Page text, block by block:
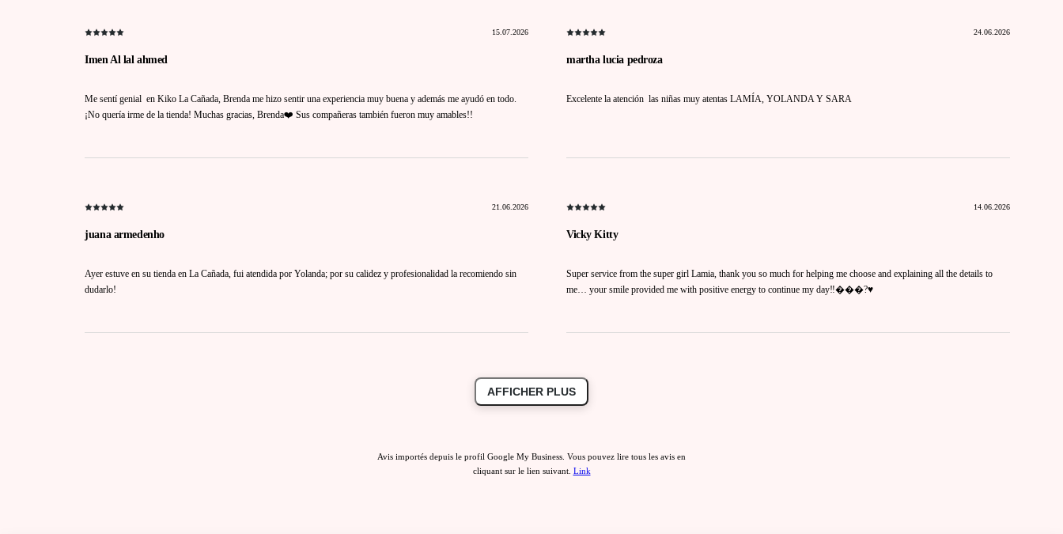
15.07.2026
Imen Al lal ahmed
Me sentí genial en Kiko La Cañada, Brenda me hizo sentir una experiencia muy buena y además me ayudó en todo.
¡No quería irme de la tienda! Muchas gracias, Brenda❤️ Sus compañeras también fueron muy amables!!
24.06.2026
martha lucia pedroza
Excelente la atención las niñas muy atentas LAMÍA, YOLANDA Y SARA
21.06.2026
juana armedenho
Ayer estuve en su tienda en La Cañada, fui atendida por Yolanda; por su calidez y profesionalidad la recomiendo sin
dudarlo!
14.06.2026
Vicky Kitty
Super service from the super girl Lamia, thank you so much for helping me choose and explaining all the details to
me… your smile provided me with positive energy to continue my day‼️���?♥️
AFFICHER PLUS
Avis importés depuis le profil Google My Business. Vous pouvez lire tous les avis en
cliquant sur le lien suivant. Link